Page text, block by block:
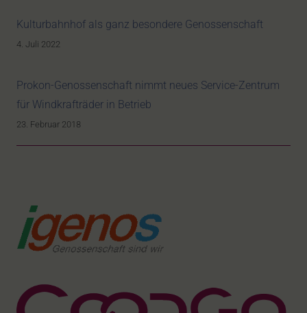
Kulturbahnhof als ganz besondere Genossenschaft
4. Juli 2022
Prokon-Genossenschaft nimmt neues Service-Zentrum
für Windkrafträder in Betrieb
23. Februar 2018